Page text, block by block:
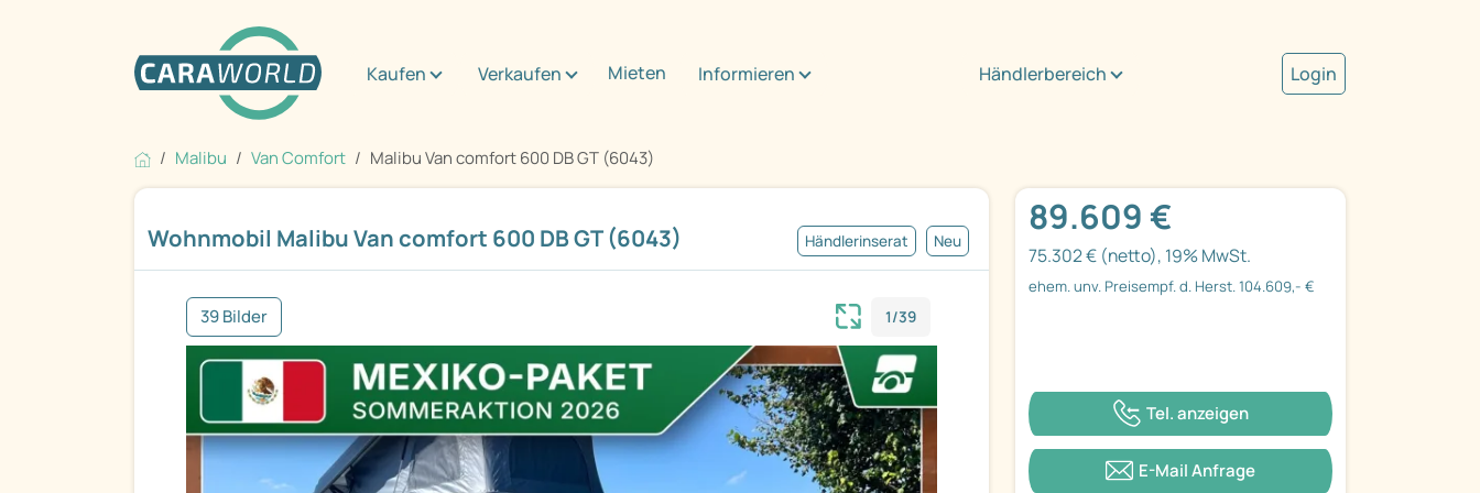
Kaufen Verkaufen Mieten Informieren Händlerbereich Login
Malibu Van Comfort Malibu Van comfort 600 DB GT (6043)
Wohnmobil Malibu Van comfort 600 DB GT (6043) Händlerinserat Neu
39 Bilder 1/39
89.609 €
75.302 € (netto), 19% MwSt.
ehem. unv. Preisempf. d. Herst. 104.609,- €
Tel. anzeigen
E-Mail Anfrage